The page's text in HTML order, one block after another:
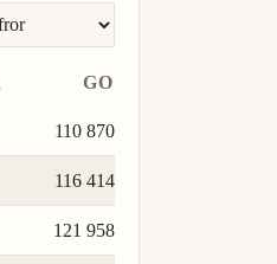
GO
110 870
116 414
121 958